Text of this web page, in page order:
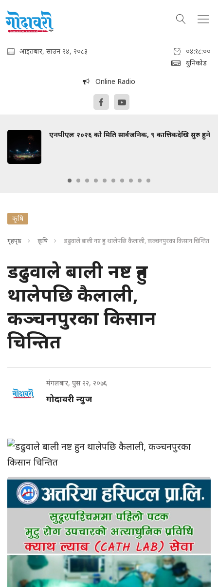
आइतबार, साउन २४, २०८३
०४:१८:०१
युनिकोड
Online Radio
एनपीएल २०२६ को मिति सार्वजनिक, ९ कात्तिकदेखि सुरु हुने
कृषि
गृहपृष्ठ कृषि डढुवाले बाली नष्ट हुन थालेपछि कैलाली, कञ्चनपुरका किसान चिन्तित
डढुवाले बाली नष्ट हुन
थालेपछि कैलाली,
कञ्चनपुरका किसान
चिन्तित
मंगलबार, पुस २२, २०७६
गोदावरी न्युज